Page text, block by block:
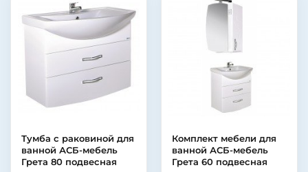
Тумба с раковиной для
ванной АСБ-мебель
Грета 80 подвесная
Комплект мебели для
ванной АСБ-мебель
Грета 60 подвесная